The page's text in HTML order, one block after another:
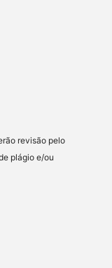
revisão pelo
plágio e/ou